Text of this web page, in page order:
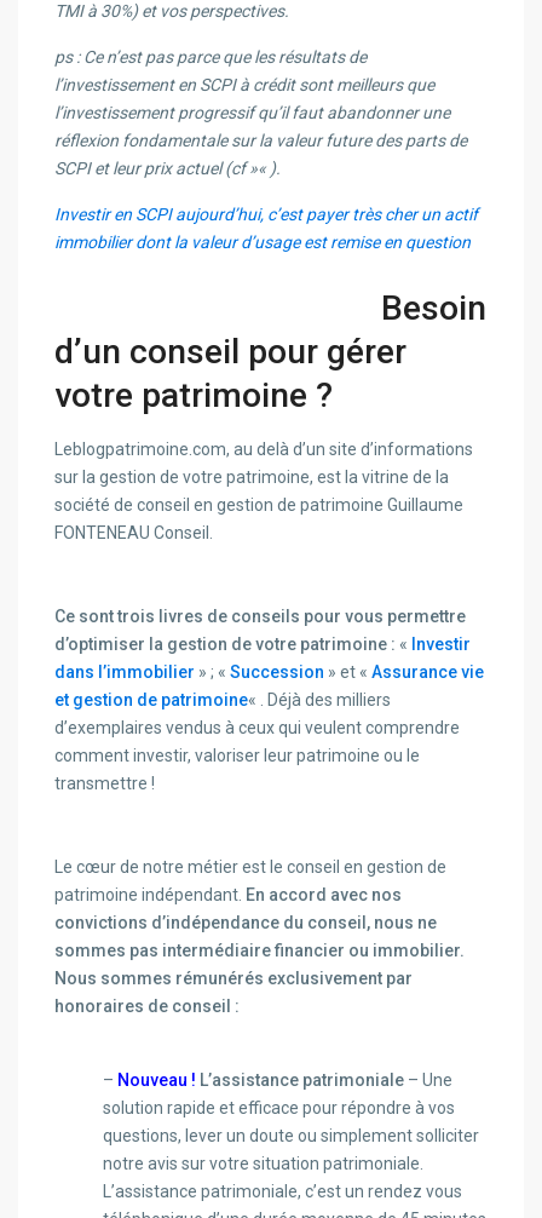
TMI à 30%) et vos perspectives.
ps : Ce n’est pas parce que les résultats de
l’investissement en SCPI à crédit sont meilleurs que
l’investissement progressif qu’il faut abandonner une
réflexion fondamentale sur la valeur future des parts de
SCPI et leur prix actuel (cf »
Investir en SCPI aujourd’hui, c’est payer très cher un actif
immobilier dont la valeur d’usage est remise en question
« ).
Besoin
d’un conseil pour gérer
votre patrimoine ?
Leblogpatrimoine.com, au delà d’un site d’informations
sur la gestion de votre patrimoine, est la vitrine de la
société de conseil en gestion de patrimoine Guillaume
FONTENEAU Conseil.
Ce sont trois livres de conseils pour vous permettre
d’optimiser la gestion de votre patrimoine : « Investir
dans l’immobilier » ; «Succession » et «Assurance vie
et gestion de patrimoine« . Déjà des milliers
d’exemplaires vendus à ceux qui veulent comprendre
comment investir, valoriser leur patrimoine ou le
transmettre !
Le cœur de notre métier est le conseil en gestion de
patrimoine indépendant. En accord avec nos
convictions d’indépendance du conseil, nous ne
sommes pas intermédiaire financier ou immobilier.
Nous sommes rémunérés exclusivement par
honoraires de conseil :
– Nouveau ! L’assistance patrimoniale – Une
solution rapide et efficace pour répondre à vos
questions, lever un doute ou simplement solliciter
notre avis sur votre situation patrimoniale.
L’assistance patrimoniale, c’est un rendez vous